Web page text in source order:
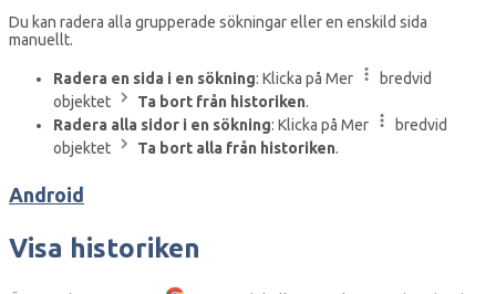
Du kan radera alla grupperade sökningar eller en enskild sida
manuellt.
Radera en sida i en sökning: Klicka på Mer
bredvid
objektet
Ta bort från historiken.
Radera alla sidor i en sökning: Klicka på Mer
bredvid
objektet
Ta bort alla från historiken.
Android
Visa historiken